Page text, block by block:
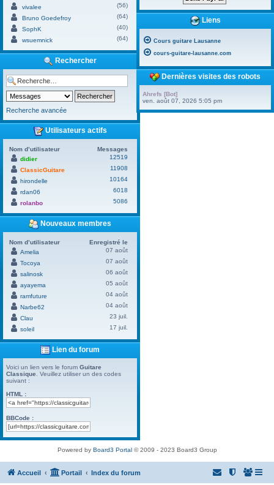
vivalee
(56)
Bruno Goedefroy
(64)
SophK
(40)
wsuemnick
(64)
Rechercher
Recherche avancée
Utilisateurs actifs
Nom d’utilisateur
Messages
didier
12519
ClassicGuitare
11908
hirondelle
10164
rdan06
6018
rolanbo
5086
Nouveaux membres
Nom d’utilisateur
Enregistré le
Amelia
07 août
Tocoya
07 août
salinosk
06 août
ayayema
05 août
ramfuture
04 août
Narbe62
04 août
Clau
23 juil.
soleil
17 juil.
Lien du forum
Voici un lien vers le forum Guitare
Classique . Veuillez utiliser un des codes
suivant :
HTML :
BBCode :
Liens
Cours guitare Lausanne
cours-guitare-lausanne.com
Dernières visites des robots
Ahrefs [Bot]
ven. août 07, 2026 5:05 pm
Powered by Board3 Portal© 2009 - 2023 Board3 Group
Accueil Portail Index du forum